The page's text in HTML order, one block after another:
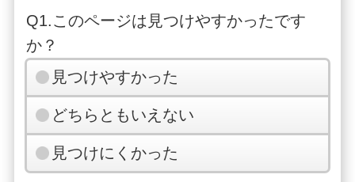
Q1.このページは見つけやすかったです
か？
見つけやすかった
どちらともいえない
見つけにくかった